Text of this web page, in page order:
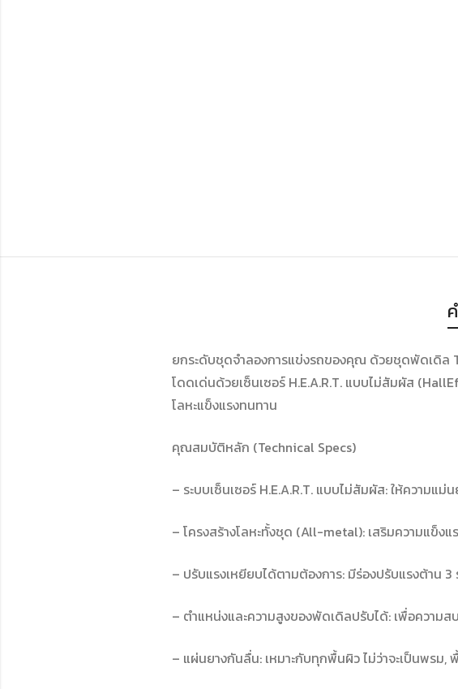
ยกระดับชุดจำลองการแข่งรถของคุณ ด้วยชุดพัดเดิล
โดดเด่นด้วยเซ็นเซอร์ H.E.A.R.T. แบบไม่สัมผัส
โลหะแข็งแรงทนทาน
คุณสมบัติหลัก (Technical Specs)
– ระบบเซ็นเซอร์ H.E.A.R.T. แบบไม่สัมผัส: ให้ความแม่
– โครงสร้างโลหะทั้งชุด (All-metal): เสริมความแข็งแ
– ปรับแรงเหยียบได้ตามต้องการ: มีร่องปรับแรงต้าน 3
– ตำแหน่งและความสูงของพัดเดิลปรับได้: เพื่อความส
– แผ่นยางกันลื่น: เหมาะกับทุกพื้นผิว ไม่ว่าจะเป็นพรม